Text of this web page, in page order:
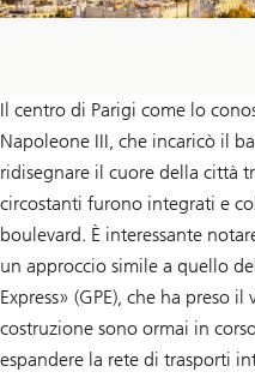
Il centro di Parigi come lo
Napoleone III, che incaricò il
ridisegnare il cuore della città
circostanti furono integrati e
boulevard. È interessante
un approccio simile a quello
Express» (GPE), che ha preso
costruzione sono ormai in
espandere la rete di trasporti